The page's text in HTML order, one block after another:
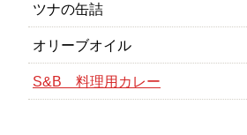
ツナの缶詰
オリーブオイル
S&B 料理用カレー